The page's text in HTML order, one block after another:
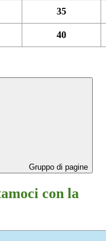
35
40
Gruppo di pagine
con la